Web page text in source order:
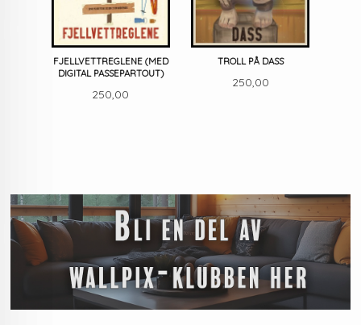
FJELLVETTREGLENE (MED
DIGITAL PASSEPARTOUT)
Pris
250,00
TROLL PÅ DASS
Pris
250,00